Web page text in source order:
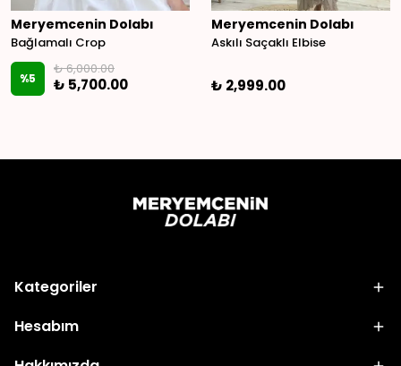
Meryemcenin Dolabı
Bağlamalı Crop
%5
₺ 6,000.00
₺ 5,700.00
Meryemcenin Dolabı
Askılı Saçaklı Elbise
₺ 2,999.00
Kategoriler
Hesabım